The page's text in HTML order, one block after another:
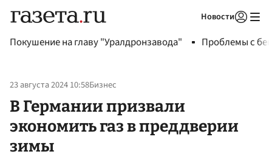
Новости
Покушение на главу "Уралдронзавода" Проблемы с
23 августа 2024 10:58Бизнес
В Германии призвали
экономить газ в преддверии
зимы